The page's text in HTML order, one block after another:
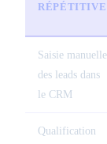
RÉPÉTITIVE
Saisie manuelle
des leads dans
le CRM
Qualification